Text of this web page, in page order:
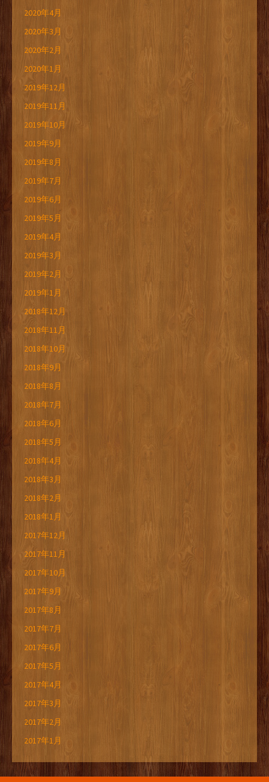
2020年4月
2020年3月
2020年2月
2020年1月
2019年12月
2019年11月
2019年10月
2019年9月
2019年8月
2019年7月
2019年6月
2019年5月
2019年4月
2019年3月
2019年2月
2019年1月
2018年12月
2018年11月
2018年10月
2018年9月
2018年8月
2018年7月
2018年6月
2018年5月
2018年4月
2018年3月
2018年2月
2018年1月
2017年12月
2017年11月
2017年10月
2017年9月
2017年8月
2017年7月
2017年6月
2017年5月
2017年4月
2017年3月
2017年2月
2017年1月